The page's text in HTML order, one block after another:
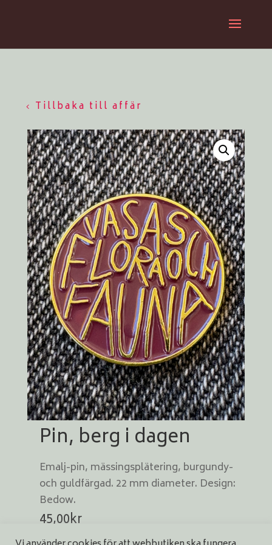
Tillbaka till affär
Pin, berg i dagen
Emalj-pin, mässingsplätering, burgundy-
och guldfärgad. 22 mm diameter. Design:
Bedow.
45,00kr